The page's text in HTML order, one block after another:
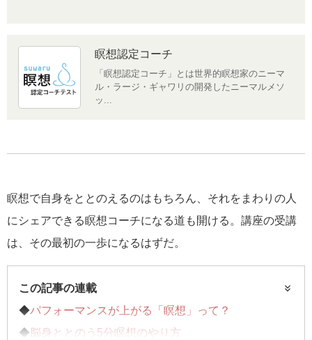
瞑想認定コーチ
「瞑想認定コーチ」とは世界的瞑想家のニーマ
ル・ラージ・ギャワリの開発したニーマルメソ
ッ...
瞑想で自身をととのえるのはもちろん、それをまわりの人
にシェアできる瞑想コーチになる道も開ける。講座の受講
は、その最初の一歩になるはずだ。
この記事の連載
◆パフォーマンスが上がる「瞑想」って？
◆脳身ととのう5分瞑想のやり方